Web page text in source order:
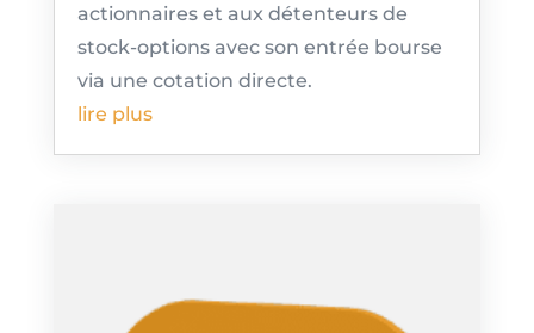
actionnaires et aux détenteurs de
stock-options avec son entrée bourse
via une cotation directe.
lire plus